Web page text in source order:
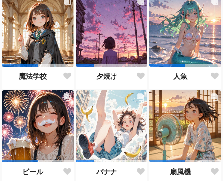
魔法学校 夕焼け 人魚
ビール バナナ 扇風機